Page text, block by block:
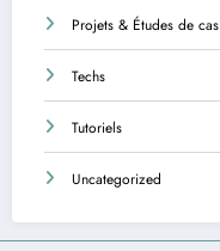
Projets & Études de cas
Techs
Tutoriels
Uncategorized